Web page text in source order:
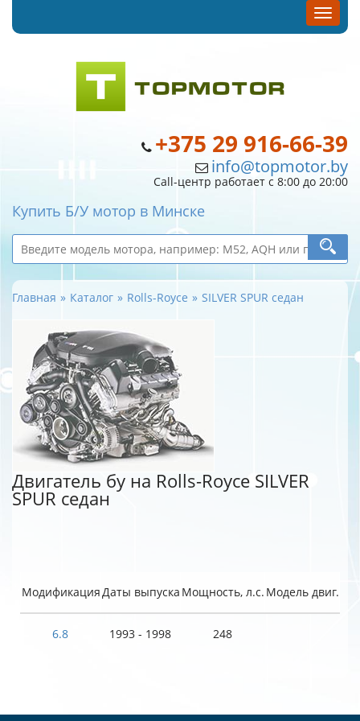
+375 29 916-66-39
info@topmotor.by
Call-центр работает с 8:00 до 20:00
Купить Б/У мотор в Минске
Главная Каталог Rolls-Royce SILVER SPUR седан
Двигатель бу на Rolls-Royce SILVER
SPUR седан
МодификацияДаты выпуска Мощность, л.с. Модель двиг.
6.8 1993 - 1998 248